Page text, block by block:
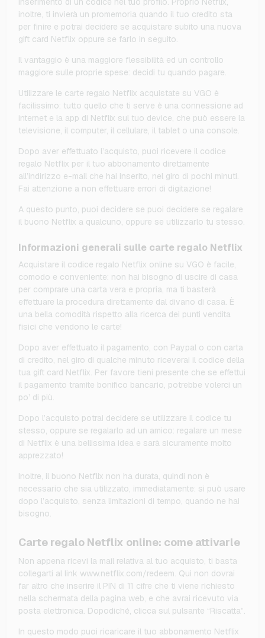
inoltre, ti invierà un promemoria quando il tuo credito sta
per finire e potrai decidere se acquistare subito una nuova
gift card Netflix oppure se farlo in seguito.
Il vantaggio è una maggiore flessibilità ed un controllo
maggiore sulle proprie spese: decidi tu quando pagare.
Utilizzare le carte regalo Netflix acquistate su VGO è
facilissimo: tutto quello che ti serve è una connessione ad
internet e la app di Netflix sul tuo device, che può essere la
televisione, il computer, il cellulare, il tablet o una console.
Dopo aver effettuato l’acquisto, puoi ricevere il codice
regalo Netflix per il tuo abbonamento direttamente
all’indirizzo e-mail che hai inserito, nel giro di pochi minuti.
Fai attenzione a non effettuare errori di digitazione!
A questo punto, puoi decidere se puoi decidere se regalare
il buono Netflix a qualcuno, oppure se utilizzarlo tu stesso.
Informazioni generali sulle carte regalo Netflix
Acquistare il codice regalo Netflix online su VGO è facile,
comodo e conveniente: non hai bisogno di uscire di casa
per comprare una carta vera e propria, ma ti basterà
effettuare la procedura direttamente dal divano di casa. È
una bella comodità rispetto alla ricerca dei punti vendita
fisici che vendono le carte!
Dopo aver effettuato il pagamento, con Paypal o con carta
di credito, nel giro di qualche minuto riceverai il codice della
tua gift card Netflix. Per favore tieni presente che se effettui
il pagamento tramite bonifico bancario, potrebbe volerci un
po’ di più.
Dopo l’acquisto potrai decidere se utilizzare il codice tu
stesso, oppure se regalarlo ad un amico: regalare un mese
di Netflix è una bellissima idea e sarà sicuramente molto
apprezzato!
Inoltre, il buono Netflix non ha durata, quindi non è
necessario che sia utilizzato, immediatamente: si può usare
dopo l’acquisto, senza limitazioni di tempo, quando ne hai
bisogno.
Carte regalo Netflix online: come attivarle
Non appena ricevi la mail relativa al tuo acquisto, ti basta
collegarti al link www.netflix.com/redeem. Qui non dovrai
far altro che inserire il PIN di 11 cifre che ti viene richiesto
nella schermata della pagina web, e che avrai ricevuto via
posta elettronica. Dopodiché, clicca sul pulsante “Riscatta”.
In questo modo puoi ricaricare il tuo abbonamento Netflix